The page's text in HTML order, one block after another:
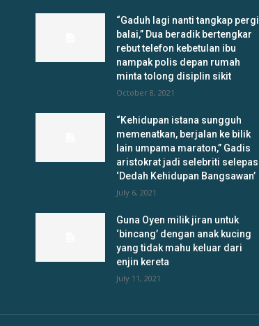
“Gaduh lagi nanti tangkap pergi
balai,” Dua beradik bertengkar
rebut telefon kebetulan ibu
nampak polis depan rumah
minta tolong disiplin sikit
October 8, 2021
“Kehidupan istana sungguh
memenatkan, berjalan ke bilik
lain umpama maraton,” Gadis
aristokrat jadi selebriti selepas
‘Dedah Kehidupan Bangsawan’
July 6, 2021
Guna Oyen milik jiran untuk
‘bincang’ dengan anak kucing
yang tidak mahu keluar dari
enjin kereta
July 11, 2021